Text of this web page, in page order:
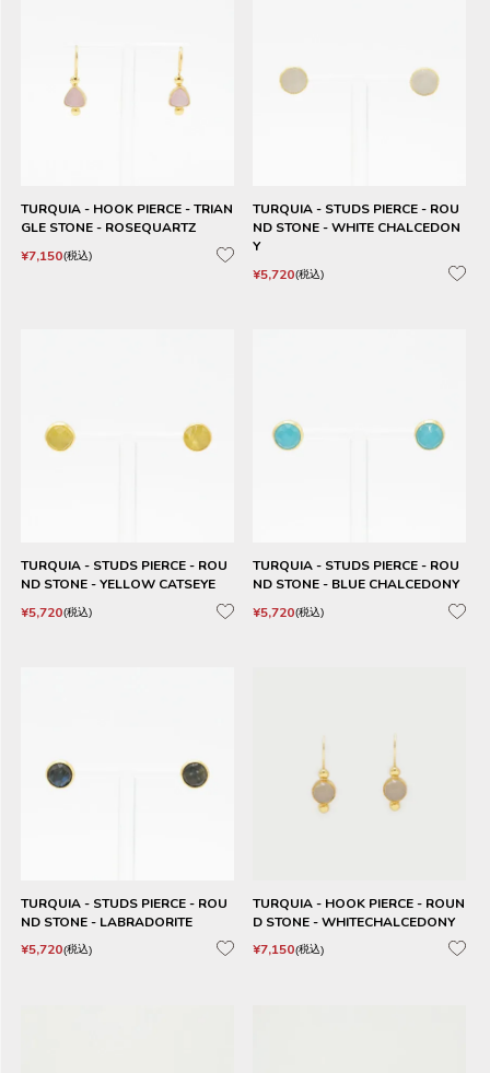
TURQUIA - HOOK PIERCE - TRIAN
GLE STONE - ROSEQUARTZ
¥7,150 税込
TURQUIA - STUDS PIERCE - ROU
ND STONE - WHITE CHALCEDON
Y
¥5,720 税込
TURQUIA - STUDS PIERCE - ROU
ND STONE - YELLOW CATSEYE
¥5,720 税込
TURQUIA - STUDS PIERCE - ROU
ND STONE - BLUE CHALCEDONY
¥5,720 税込
TURQUIA - STUDS PIERCE - ROU
ND STONE - LABRADORITE
¥5,720 税込
TURQUIA - HOOK PIERCE - ROUN
D STONE - WHITECHALCEDONY
¥7,150 税込